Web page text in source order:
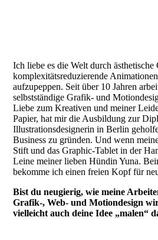
Ich liebe es die Welt durch ästhetische
komplexitätsreduzierende
aufzupeppen. Seit über 10 Jahren
selbstständige Grafik- und
Liebe zum Kreativen und meiner
Papier, hat mir die Ausbildung zur
Illustrationsdesignerin in Berlin
Business zu gründen. Und wenn
Stift und das Graphic-Tablet in der
Leine meiner lieben Hündin Yuna.
bekomme ich einen freien Kopf für
Bist du neugierig, wie meine
Grafik-, Web- und Motiondesign
vielleicht auch deine Idee „malen“